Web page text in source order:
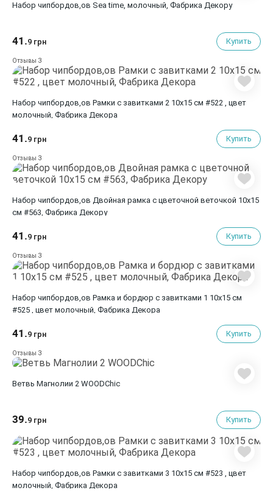
Набор чипбордов,ов Sea time, молочный, Фабрика Декору
41.9 грн Купить
Отзывы 3
Набор чипбордов,ов Рамки с завитками 2 10х15 см #522 , цвет
молочный, Фабрика Декора
41.9 грн Купить
Отзывы 3
Набор чипбордов,ов Двойная рамка с цветочной веточкой 10х15
см #563, Фабрика Декору
41.9 грн Купить
Отзывы 3
Набор чипбордов,ов Рамка и бордюр с завитками 1 10х15 см
#525 , цвет молочный, Фабрика Декора
41.9 грн Купить
Отзывы 3
Ветвь Магнолии 2 WOODChic
39.9 грн Купить
Набор чипбордов,ов Рамки с завитками 3 10х15 см #523 , цвет
молочный, Фабрика Декора